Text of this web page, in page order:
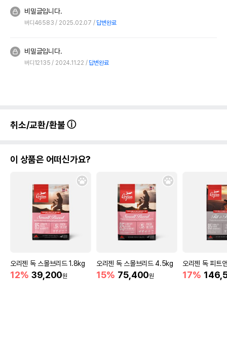
비밀글입니다.
버디46583 2025.02.07 답변완료
비밀글입니다.
버디12135 2024.11.22 답변완료
취소/교환/환불
이 상품은 어떠신가요?
오리젠 독 스몰브리드 1.8kg
12% 39,200원
오리젠 독 스몰브리드 4.5kg
15% 75,400원
오리젠 독 피트
17%